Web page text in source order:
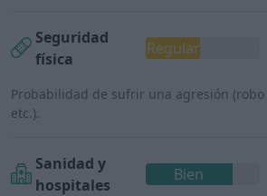
Seguridad
física
Regular
Probabilidad de sufrir una agresión (robo
etc.).
Sanidad y
hospitales
Bien